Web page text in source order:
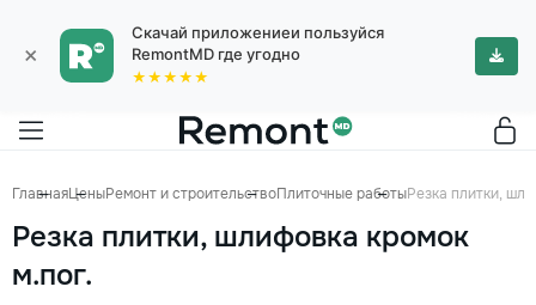
×
Скачай приложениеи пользуйся
RemontMD где угодно
★★★★★
ГлавнаяЦеныРемонт и строительствоПлиточные работыРезка плитки,
Резка плитки, шлифовка кромок
м.пог.